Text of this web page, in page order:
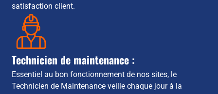
satisfaction client.
Technicien de maintenance :
Essentiel au bon fonctionnement de nos sites, le
Technicien de Maintenance veille chaque jour à la